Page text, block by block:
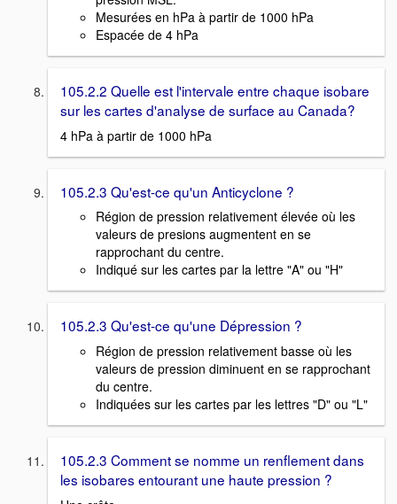
Mesurées en hPa à partir de 1000 hPa
Espacée de 4 hPa
105.2.2 Quelle est l'intervale entre chaque isobare
sur les cartes d'analyse de surface au Canada?
4 hPa à partir de 1000 hPa
105.2.3 Qu'est-ce qu'un Anticyclone ?
Région de pression relativement élevée où les
valeurs de presions augmentent en se
rapprochant du centre.
Indiqué sur les cartes par la lettre "A" ou "H"
105.2.3 Qu'est-ce qu'une Dépression ?
Région de pression relativement basse où les
valeurs de pression diminuent en se rapprochant
du centre.
Indiquées sur les cartes par les lettres "D" ou "L"
105.2.3 Comment se nomme un renflement dans
les isobares entourant une haute pression ?